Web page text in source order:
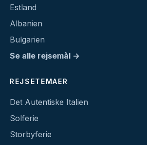
Estland
Albanien
Bulgarien
Se alle rejsemål →
REJSETEMAER
Det Autentiske Italien
Solferie
Storbyferie